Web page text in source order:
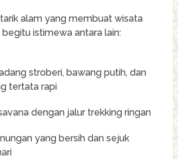
alam yang membuat wisata
begitu istimewa antara lain:
stroberi, bawang putih, dan
tertata rapi
dengan jalur trekking ringan
yang bersih dan sejuk